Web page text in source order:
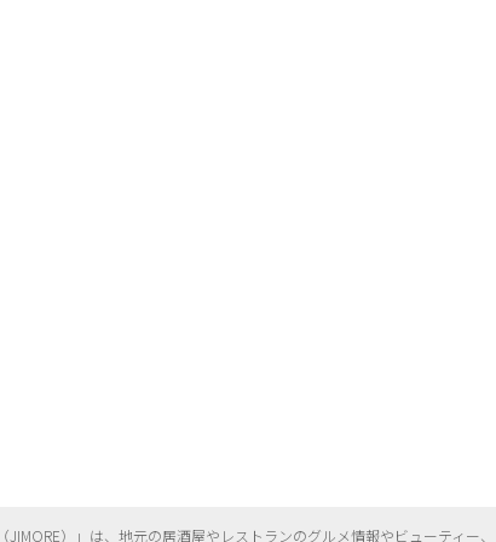
JIMORE）」は、地元の居酒屋やレストランのグルメ情報やビューティー、